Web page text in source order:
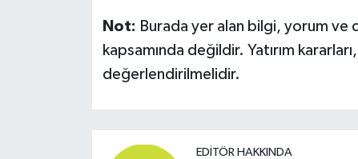
Not: Burada yer alan bilgi, yorum ve
kapsamında değildir. Yatırım
değerlendirilmelidir.
EDITÖR HAKKINDA